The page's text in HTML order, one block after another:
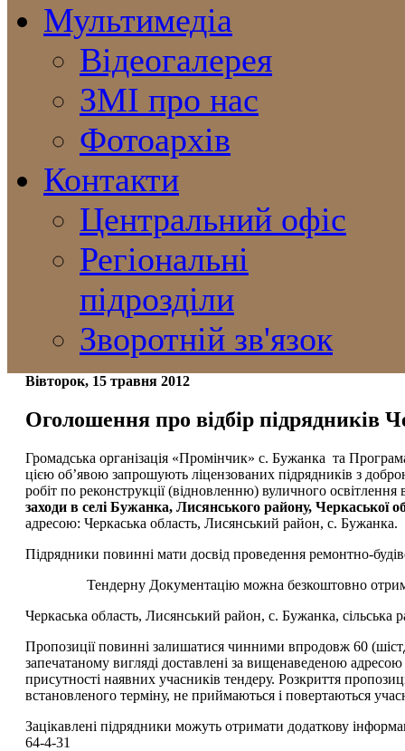
Мультимедіа
Відеогалерея
ЗМІ про нас
Фотоархів
Контакти
Центральний офіс
Регіональні
підрозділи
Зворотній зв'язок
Вівторок, 15 травня 2012
Оголошення про відбір підрядників
Громадська організація «Промінчик» с. Бужанка та
цією об’явою запрошують ліцензованих підрядників з
робіт по реконструкції (відновленню) вуличного
заходи в селі Бужанка, Лисянського району, Черкаської
адресою: Черкаська область, Лисянський район, с. Бужанка.
Підрядники повинні мати досвід проведення ремонтно-
Тендерну Документацію можна безкоштовно
Черкаська область, Лисянський район, с. Бужанка, сільська
Пропозиції повинні залишатися чинними впродовж 60
запечатаному вигляді доставлені за вищенаведеною
присутності наявних учасників тендеру. Розкриття
встановленого терміну, не приймаються і повертаються
Зацікавлені підрядники можуть отримати додаткову
64-4-31